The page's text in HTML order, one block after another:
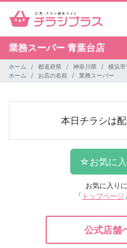
業務スーパー 青葉台店
ホーム 都道府県 神奈川県
横浜
ホーム
お店の名前 業務スーパー
本日チラシは
お気に入り
「 トップページ
公式店舗